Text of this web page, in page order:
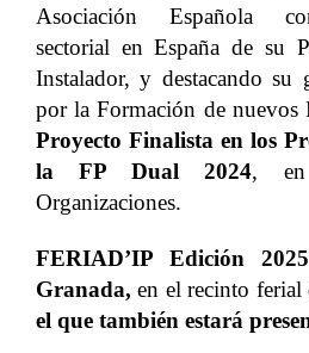
Asociación Española
sectorial en España de su
Instalador, y destacando su
por la Formación de nuevos
Proyecto Finalista en los
la FP Dual 2024, en
Organizaciones.
FERIAD’IP Edición
Granada,en el recinto
el que también estará